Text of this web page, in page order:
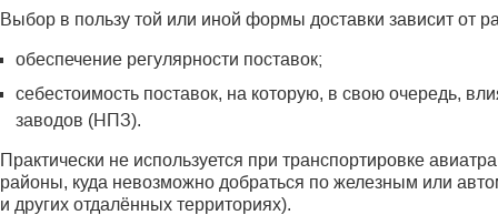
Выбор в пользу той или иной формы доставки зависит от
обеспечение регулярности поставок;
себестоимость поставок, на которую, в свою очередь,
заводов (НПЗ).
Практически не используется при транспортировке
районы, куда невозможно добраться по железным или
и других отдалённых территориях).